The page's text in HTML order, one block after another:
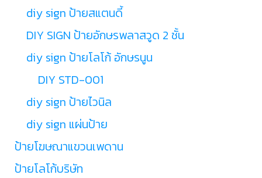
diy sign ป้ายสแตนดี้
DIY SIGN ป้ายอักษรพลาสวูด 2 ชั้น
diy sign ป้ายโลโก้ อักษรนูน
DIY STD-001
diy sign ป้ายไวนิล
diy sign แผ่นป้าย
ป้ายโฆษณาแขวนเพดาน
ป้ายโลโก้บริษัท